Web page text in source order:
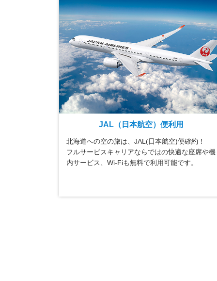
JAL（日本航空）便利用
北海道への空の旅は、JAL(日本航空)便確約！
フルサービスキャリアならではの快適な座席や機
内サービス、Wi-Fiも無料で利用可能です。